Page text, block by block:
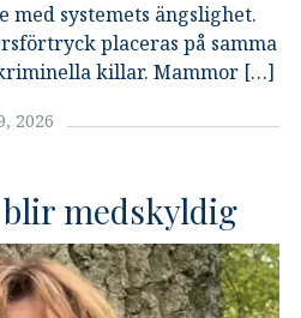
med systemets ängslighet.
placeras på samma
killar. Mammor […]
2026
medskyldig